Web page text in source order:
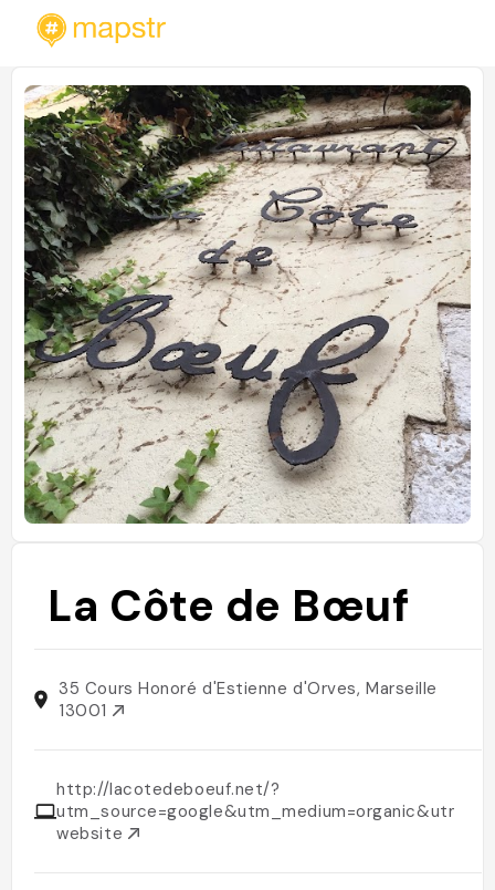
La Côte de Bœuf
35 Cours Honoré d'Estienne d'Orves, Marseille
13001
http://lacotedeboeuf.net/?
website